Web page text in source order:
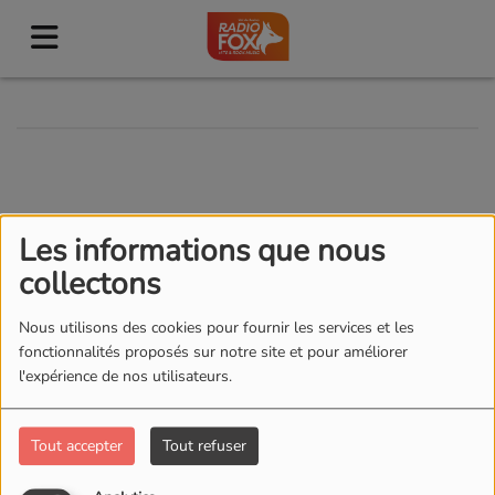
Les informations que nous
collectons
Nous utilisons des cookies pour fournir les services et les
fonctionnalités proposés sur notre site et pour améliorer
l'expérience de nos utilisateurs.
Tout accepter Tout refuser